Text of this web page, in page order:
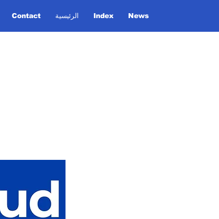
Contact الرئيسية Index News